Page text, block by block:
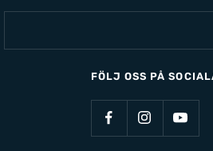
FÖLJ OSS PÅ